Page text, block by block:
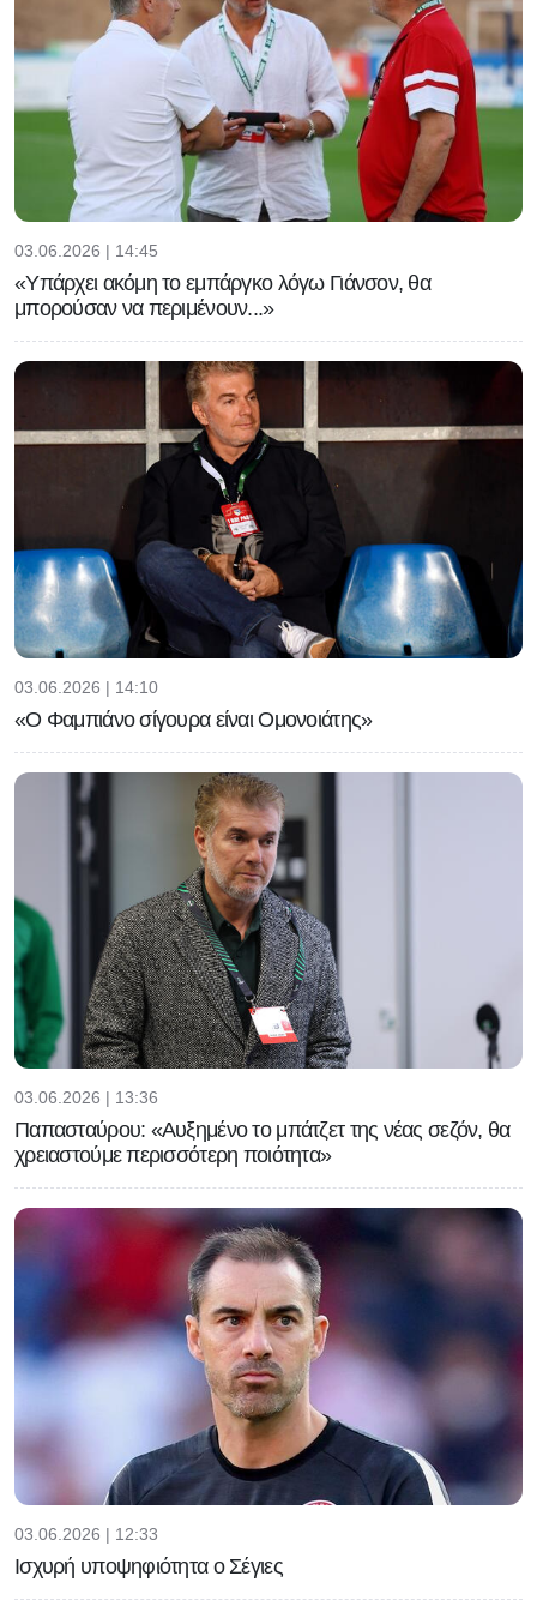
03.06.2026 | 14:45
«Υπάρχει ακόμη το εμπάργκο λόγω Γιάνσον, θα
μπορούσαν να περιμένουν...»
03.06.2026 | 14:10
«Ο Φαμπιάνο σίγουρα είναι Ομονοιάτης»
03.06.2026 | 13:36
Παπασταύρου: «Αυξημένο το μπάτζετ της νέας σεζόν, θα
χρειαστούμε περισσότερη ποιότητα»
03.06.2026 | 12:33
Ισχυρή υποψηφιότητα ο Σέγιες